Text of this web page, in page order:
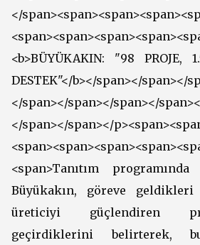
</
<b>BÜYÜKAKIN: "98 PROJE,
DESTEK"</b></span></span></
</span></span></span></
</span></span></
<span>Tanıtım
Büyükakın, göreve
üreticiyi güçlendiren
geçirdiklerini belirterek,